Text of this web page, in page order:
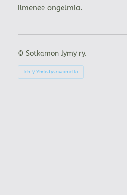
ilmenee ongelmia.
© Sotkamon Jymy ry.
Tehty Yhdistysavaimella